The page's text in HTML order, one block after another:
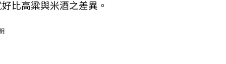
比高粱與米酒之差異。